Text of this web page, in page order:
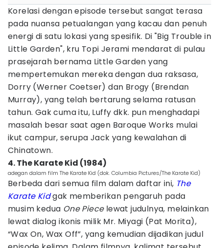
Korelasi dengan episode tersebut sangat terasa
pada nuansa petualangan yang kacau dan penuh
energi di satu lokasi yang spesifik. Di "Big Trouble in
Little Garden", kru Topi Jerami mendarat di pulau
prasejarah bernama Little Garden yang
mempertemukan mereka dengan dua raksasa,
Dorry (Werner Coetser) dan Brogy (Brendan
Murray), yang telah bertarung selama ratusan
tahun. Gak cuma itu, Luffy dkk. pun menghadapi
masalah besar saat agen Baroque Works mulai
ikut campur, serupa Jack yang kewalahan di
Chinatown.
4. The Karate Kid (1984)
adegan dalam film The Karate Kid (dok. Columbia Pictures/The Karate Kid)
Berbeda dari semua film dalam daftar ini, The
Karate Kidgak memberikan pengaruh pada
musim kedua One Piecelewat judulnya, melainkan
lewat dialog ikonis milik Mr. Miyagi (Pat Morita),
“Wax On, Wax Off”, yang kemudian dijadikan judul